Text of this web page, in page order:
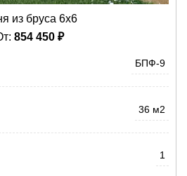
из бруса 6х6
854 450 ₽
БПФ-9
36 м2
1